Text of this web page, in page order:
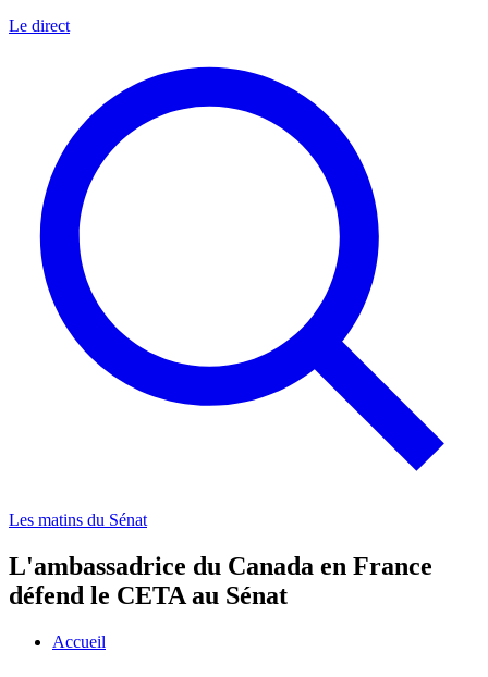
Le direct
Les matins du Sénat
L'ambassadrice du Canada en France
défend le CETA au Sénat
Accueil